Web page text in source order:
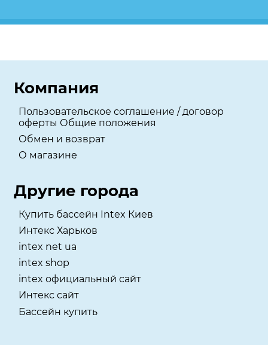
Компания
Пользовательское соглашение / договор
оферты Общие положения
Обмен и возврат
О магазине
Другие города
Купить бассейн Intex Киев
Интекс Харьков
intex net ua
intex shop
intex официальный сайт
Интекс сайт
Бассейн купить